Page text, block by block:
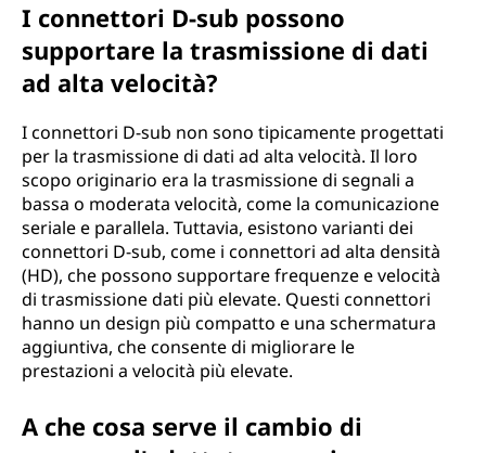
I connettori D-sub possono
supportare la trasmissione di dati
ad alta velocità?
I connettori D-sub non sono tipicamente progettati
per la trasmissione di dati ad alta velocità. Il loro
scopo originario era la trasmissione di segnali a
bassa o moderata velocità, come la comunicazione
seriale e parallela. Tuttavia, esistono varianti dei
connettori D-sub, come i connettori ad alta densità
(HD), che possono supportare frequenze e velocità
di trasmissione dati più elevate. Questi connettori
hanno un design più compatto e una schermatura
aggiuntiva, che consente di migliorare le
prestazioni a velocità più elevate.
A che cosa serve il cambio di